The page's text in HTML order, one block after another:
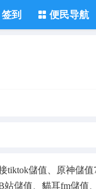
签到 便民导航
tiktok儲值 原神儲值
站儲值 貓耳fm儲值